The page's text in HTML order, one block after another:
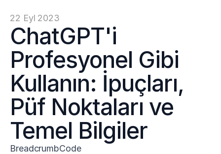
22 Eyl 2023
ChatGPT'i
Profesyonel Gibi
Kullanın: İpuçları,
Püf Noktaları ve
Temel Bilgiler
BreadcrumbCode